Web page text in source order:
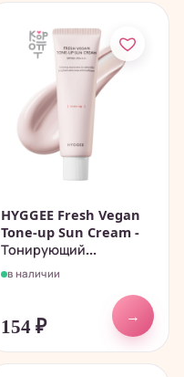
HYGGEE Fresh Vegan
Tone-up Sun Cream -
Тонирующий...
в наличии
154 ₽
→